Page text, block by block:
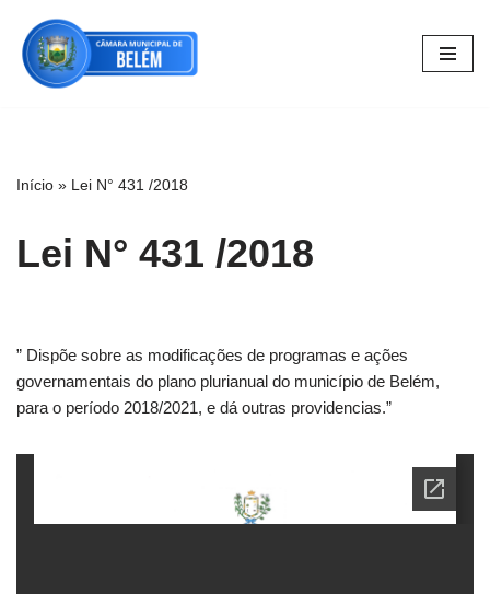
Pular
para
Início » Lei N° 431 /2018
Lei N° 431 /2018
” Dispõe sobre as modificações de programas e ações
governamentais do plano plurianual do município de Belém,
para o período 2018/2021, e dá outras providencias.”